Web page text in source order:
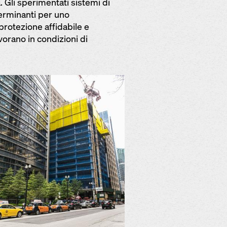
per uno
affidabile e
in condizioni di